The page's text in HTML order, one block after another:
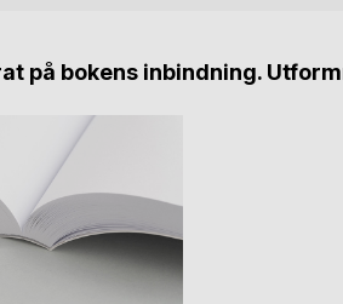
på bokens inbindning.